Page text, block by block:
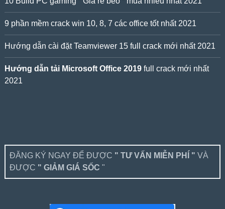
9 phần mềm crack win 10, 8, 7 các office tốt nhất 2021
Hướng dẫn cài đặt Teamviewer 15 full crack mới nhất 2021
Hướng dẫn tải Microsoft Office 2019full crack mới nhất
2021
ĐĂNG KÝ NGAY ĐỂ ĐƯỢC " TƯ VẤN MIỄN PHÍ " VÀ
ĐƯỢC " GIẢM GIÁ SỐC "